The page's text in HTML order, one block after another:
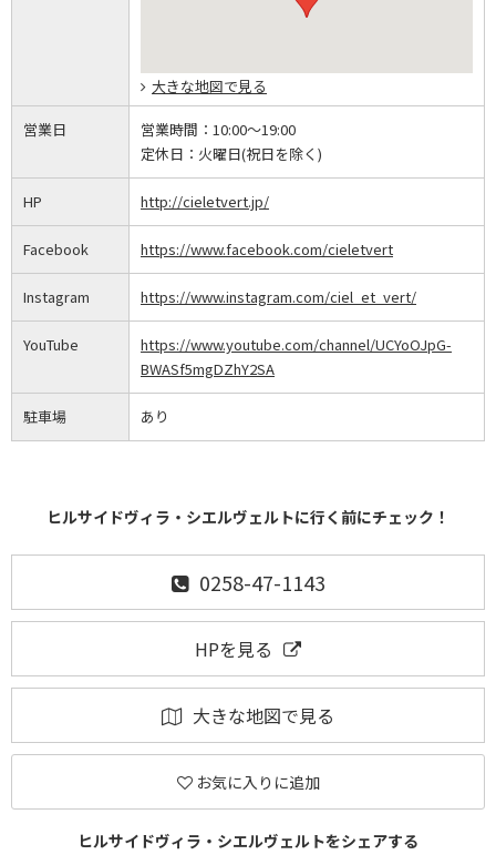
大きな地図で見る
営業日 営業時間： 10:00～19:00
定休日： 火曜日(祝日を除く)
HP http://cieletvert.jp/
Facebook https://www.facebook.com/cieletvert
Instagram https://www.instagram.com/ciel_et_vert/
YouTube
https://www.youtube.com/channel/UCYoOJpG-
BWASf5mgDZhY2SA
駐車場 あり
ヒルサイドヴィラ・シエルヴェルトに行く前にチェック！
0258-47-1143
HPを見る
大きな地図で見る
お気に入りに追加
ヒルサイドヴィラ・シエルヴェルトをシェアする